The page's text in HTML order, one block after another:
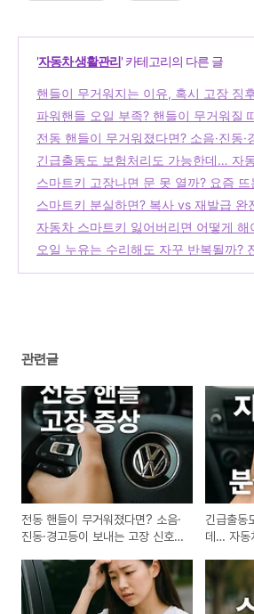
'자동차 생활관리' 카테고리의 다른 글
핸들이 무거워지는 이유, 혹시 고장 징
요? 지금 조향장치 점검이 필요한 진짜
는?
(2)
파워핸들 오일 부족? 핸들이 무거워질
확인해야 할 신호들!
(4)
전동 핸들이 무거워졌다면? 소음·진동·
이 보내는 고장 신호일까요?
(1)
긴급출동도 보험처리도 가능한데… 자
마트키 분실, 다들 어떻게 대처할까?
(3)
스마트키 고장나면 문 못 열까? 요즘 뜨
급출동 서비스, 진짜 도움 될까?
(4)
스마트키 분실하면? 복사 vs 재발급 완
리!
(1)
자동차 스마트키 잃어버리면 어떻게 해
까? 비용부터 보험 적용, 예방까지 완벽
오일 누유는 수리해도 자꾸 반복될까?
관련글
전동 핸들이 무거워졌다면? 소음·
진동·경고등이 보내는 고장 신호
긴급출동
데… 자동